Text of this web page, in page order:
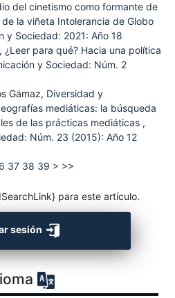
del cinetismo como formante de
la viñeta Intolerancia de Globo
y Sociedad: 2021: Año 18
¿Leer para qué? Hacia una política
y Sociedad: Núm. 2
Gámaz, Diversidad y
mediáticas: la búsqueda
de las prácticas mediáticas ,
Núm. 23 (2015): Año 12
37 38 39 > >>
para este artículo.
sesión